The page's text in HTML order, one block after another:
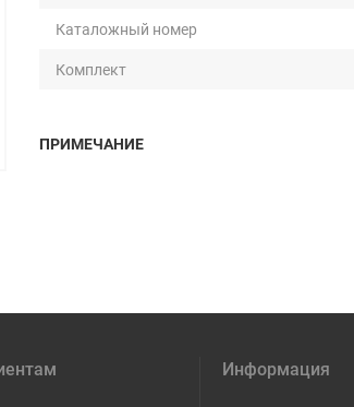
Каталожный номер
Комплект
ПРИМЕЧАНИЕ
Информация